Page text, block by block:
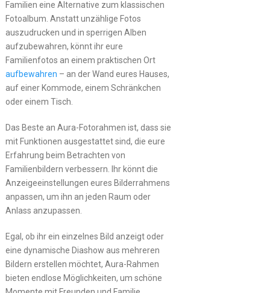
Familien eine Alternative zum klassischen
Fotoalbum. Anstatt unzählige Fotos
auszudrucken und in sperrigen Alben
aufzubewahren, könnt ihr eure
Familienfotos an einem praktischen Ort
aufbewahren – an der Wand eures Hauses,
auf einer Kommode, einem Schränkchen
oder einem Tisch.
Das Beste an Aura-Fotorahmen ist, dass sie
mit Funktionen ausgestattet sind, die eure
Erfahrung beim Betrachten von
Familienbildern verbessern. Ihr könnt die
Anzeigeeinstellungen eures Bilderrahmens
anpassen, um ihn an jeden Raum oder
Anlass anzupassen.
Egal, ob ihr ein einzelnes Bild anzeigt oder
eine dynamische Diashow aus mehreren
Bildern erstellen möchtet, Aura-Rahmen
bieten endlose Möglichkeiten, um schöne